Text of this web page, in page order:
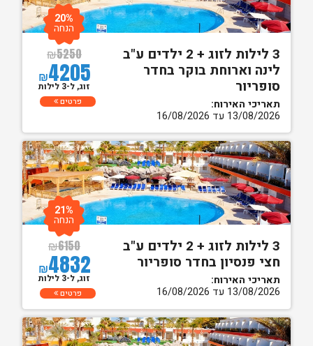
3 לילות לזוג + 2 ילדים ע"ב
לינה וארוחת בוקר בחדר
סופריור
תאריכי האירוח:
13/08/2026 עד 16/08/2026
₪5250
₪4205
20%
הנחה
זוג, ל-3 לילות
פרטים
3 לילות לזוג + 2 ילדים ע"ב
חצי פנסיון בחדר סופריור
תאריכי האירוח:
13/08/2026 עד 16/08/2026
₪6150
₪4832
21%
הנחה
זוג, ל-3 לילות
פרטים